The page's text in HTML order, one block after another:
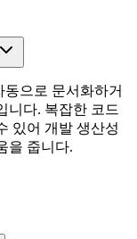
으로 문서화하거
니다. 복잡한 코드
있어 개발 생산성
을 줍니다.